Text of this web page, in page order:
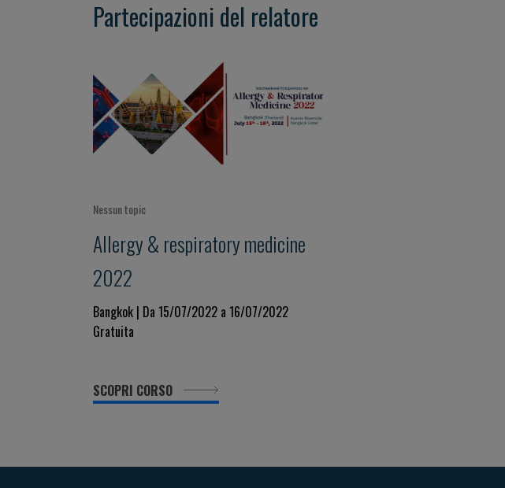
Partecipazioni del relatore
Nessun topic
Allergy & respiratory medicine
2022
Bangkok | Da 15/07/2022 a 16/07/2022
Gratuita
SCOPRI CORSO